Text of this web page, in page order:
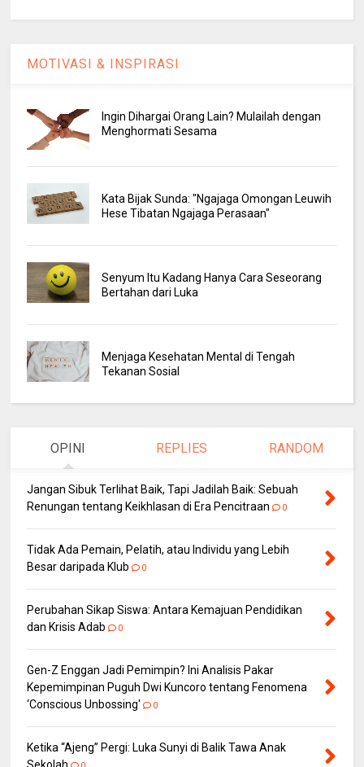
MOTIVASI & INSPIRASI
Ingin Dihargai Orang Lain? Mulailah dengan
Menghormati Sesama
Kata Bijak Sunda: "Ngajaga Omongan Leuwih
Hese Tibatan Ngajaga Perasaan"
Senyum Itu Kadang Hanya Cara Seseorang
Bertahan dari Luka
Menjaga Kesehatan Mental di Tengah
Tekanan Sosial
OPINI REPLIES RANDOM
Jangan Sibuk Terlihat Baik, Tapi Jadilah Baik: Sebuah
Renungan tentang Keikhlasan di Era Pencitraan
0
Tidak Ada Pemain, Pelatih, atau Individu yang Lebih
Besar daripada Klub
0
Perubahan Sikap Siswa: Antara Kemajuan Pendidikan
dan Krisis Adab
0
Gen-Z Enggan Jadi Pemimpin? Ini Analisis Pakar
Kepemimpinan Puguh Dwi Kuncoro tentang Fenomena
‘Conscious Unbossing'
0
Ketika “Ajeng” Pergi: Luka Sunyi di Balik Tawa Anak